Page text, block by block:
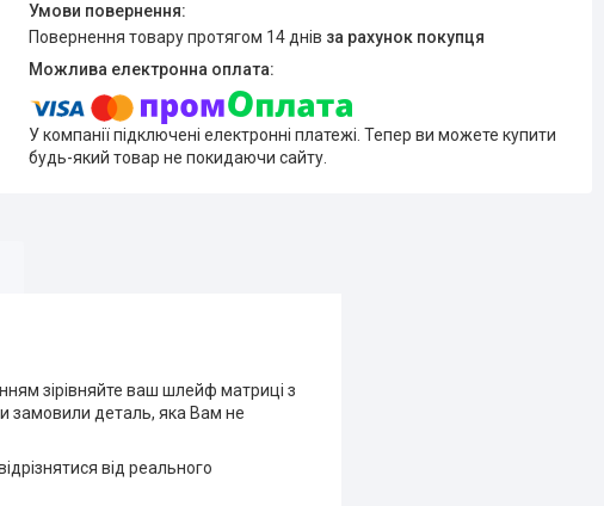
повернення товару протягом 14 днів за рахунок покупця
У компанії підключені електронні платежі. Тепер ви можете купити
будь-який товар не покидаючи сайту.
зірівняйте ваш шлейф матриці з
замовили деталь, яка Вам не
від реального